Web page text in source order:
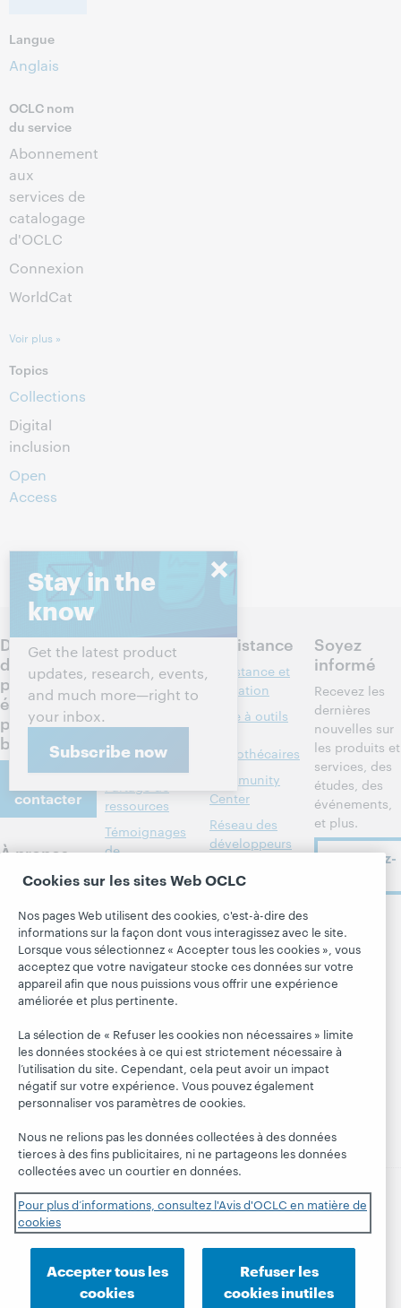
Langue
Anglais
OCLC nom
du service
Abonnement
aux
services de
catalogage
d'OCLC
Connexion
WorldCat
Voir plus »
Topics
Collections
Digital
inclusion
Open
Access
Stay in the
know
Get the latest product
updates, research, events,
and much more—right to
your inbox.
Subscribe now
Discutez
des
prochaines
étapes
pour votre
bibliothèque
contacter
À propos
À propos
Emplois
Respect et
appartenance
Finances
Adhésion
Gestion des
normes de
sécurité
Produits
Recherche et
référence
Métadonnées
Partage de
ressources
Témoignages
de
membres
Tous les produits
et services »
Apprendre
Research
Événements
Webinaires
sur demande
Assistance
Assistance et
formation
Boîte à outils
bibliothécaires
Community
Center
Réseau des
développeurs
bibliographiques
Alertes
systèmes
Blogues
Blogue Next
together
Blogue
President's
Leadership
Soyez
informé
Recevez les
dernières
nouvelles sur
les produits et
services, des
études, des
événements,
et plus.
Abonnez-
Suivez
OCLC
© 2026 OCLC Marques de commerce et/ou de service
nationales et internationales d’OCLC, Inc. et de ses
affiliés.
Déclaration de confidentialité Avis sur les cookies
Personnaliser les paramètres des cookies
Cookies sur les sites Web OCLC
Nos pages Web utilisent des cookies, c'est-à-dire des
informations sur la façon dont vous interagissez avec le site.
Lorsque vous sélectionnez « Accepter tous les cookies », vous
acceptez que votre navigateur stocke ces données sur votre
appareil afin que nous puissions vous offrir une expérience
améliorée et plus pertinente.
La sélection de « Refuser les cookies non nécessaires » limite
les données stockées à ce qui est strictement nécessaire à
l’utilisation du site. Cependant, cela peut avoir un impact
négatif sur votre expérience. Vous pouvez également
personnaliser vos paramètres de cookies.
Nous ne relions pas les données collectées à des données
tierces à des fins publicitaires, ni ne partageons les données
collectées avec un courtier en données.
Pour plus d’informations, consultez l'Avis d'OCLC en matière de
cookies
Accepter tous les
cookies
Refuser les
cookies inutiles